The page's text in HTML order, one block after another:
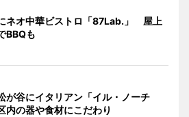
ネオ中華ビストロ「87Lab.」 屋上
BBQも
が谷にイタリアン「イル・ノーチ
の器や食材にこだわり